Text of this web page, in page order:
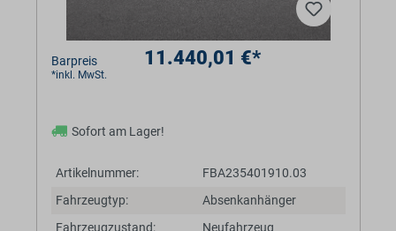
Barpreis 11.440,01 €*
*inkl. MwSt.
Sofort am Lager!
Artikelnummer:
FBA235401910.03
Fahrzeugtyp:
Absenkanhänger
Fahrzeugzustand:
Neufahrzeug